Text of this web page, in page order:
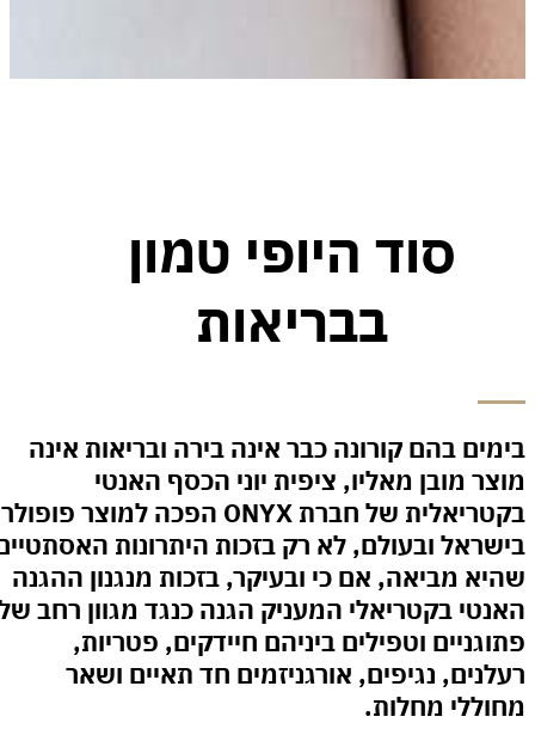
סוד היופי טמון
בבריאות
בהם קורונה כבר אינה בירה ובריאות אינה
מאליו, ציפית יוני הכסף האנטי
בקטריאלית של חברת ONYX הפכה למוצר פופולרי
ובעולם, לא רק בזכות היתרונות האסתטיים
אם כי ובעיקר, בזכות מנגנון ההגנה
בקטריאלי המעניק הגנה כנגד מגוון רחב של
וטפילים ביניהם חיידקים, פטריות,
נגיפים, אורגניזמים חד תאיים ושאר
מחלות.